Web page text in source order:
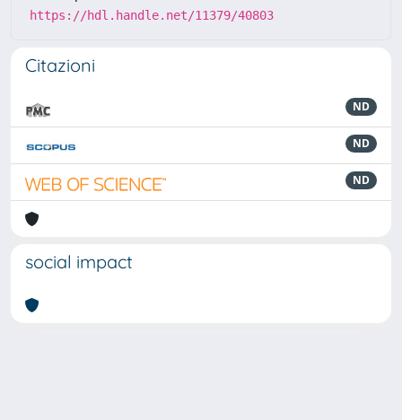
https://hdl.handle.net/11379/40803
Citazioni
ND
ND
ND
social impact